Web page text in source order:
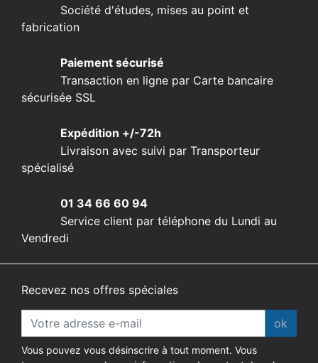
Société d'études, mises au point et
fabrication
Paiement sécurisé
Transaction en ligne par Carte bancaire
sécurisée SSL
Expédition +/-72h
Livraison avec suivi par Transporteur
spécialisé
01 34 66 60 94
Service client par téléphone du Lundi au
Vendredi
Recevez nos offres spéciales
ok
Vous pouvez vous désinscrire à tout moment. Vous